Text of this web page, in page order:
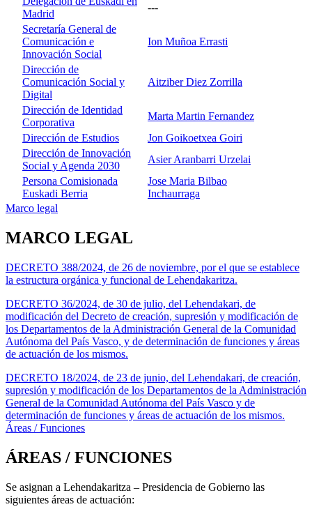
Madrid
---
Secretaría General de
Comunicación e
Innovación Social
Ion Muñoa Errasti
Dirección de
Comunicación Social y
Digital
Aitziber Diez Zorrilla
Dirección de Identidad
Corporativa
Marta Martin Fernandez
Dirección de Estudios
Jon Goikoetxea Goiri
Dirección de Innovación
Social y Agenda 2030
Asier Aranbarri Urzelai
Persona Comisionada
Euskadi Berria
Jose Maria Bilbao
Inchaurraga
Marco legal
MARCO LEGAL
DECRETO 388/2024, de 26 de noviembre, por el que se establece
la estructura orgánica y funcional de Lehendakaritza.
DECRETO 36/2024, de 30 de julio, del Lehendakari, de
modificación del Decreto de creación, supresión y modificación de
los Departamentos de la Administración General de la Comunidad
Autónoma del País Vasco, y de determinación de funciones y áreas
de actuación de los mismos.
DECRETO 18/2024, de 23 de junio, del Lehendakari, de creación,
supresión y modificación de los Departamentos de la Administración
General de la Comunidad Autónoma del País Vasco y de
determinación de funciones y áreas de actuación de los mismos.
Áreas / Funciones
ÁREAS / FUNCIONES
Se asignan a Lehendakaritza – Presidencia de Gobierno las
siguientes áreas de actuación: